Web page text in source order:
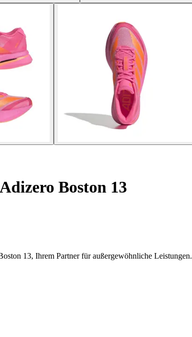
Boston 13
13, Ihrem Partner für außergewöhnliche Leistungen.